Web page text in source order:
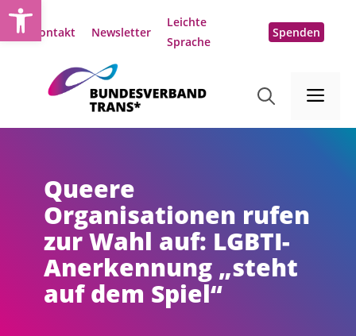
Zum
Inhalt
Kontakt Newsletter
Leichte
Sprache
Spenden
Queere
Organisationen rufen
zur Wahl auf: LGBTI-
Anerkennung „steht
auf dem Spiel“